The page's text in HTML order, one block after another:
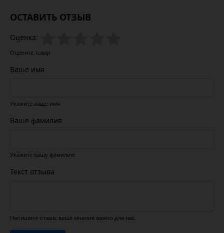
ОСТАВИТЬ ОТЗЫВ
Оценка:
Оцените товар
Ваше имя
Укажите ваше имя
Ваше фамилия
Укажите вашу фамилию
Текст отзыва
Напишите отзыв, ваше мнение важно для нас.